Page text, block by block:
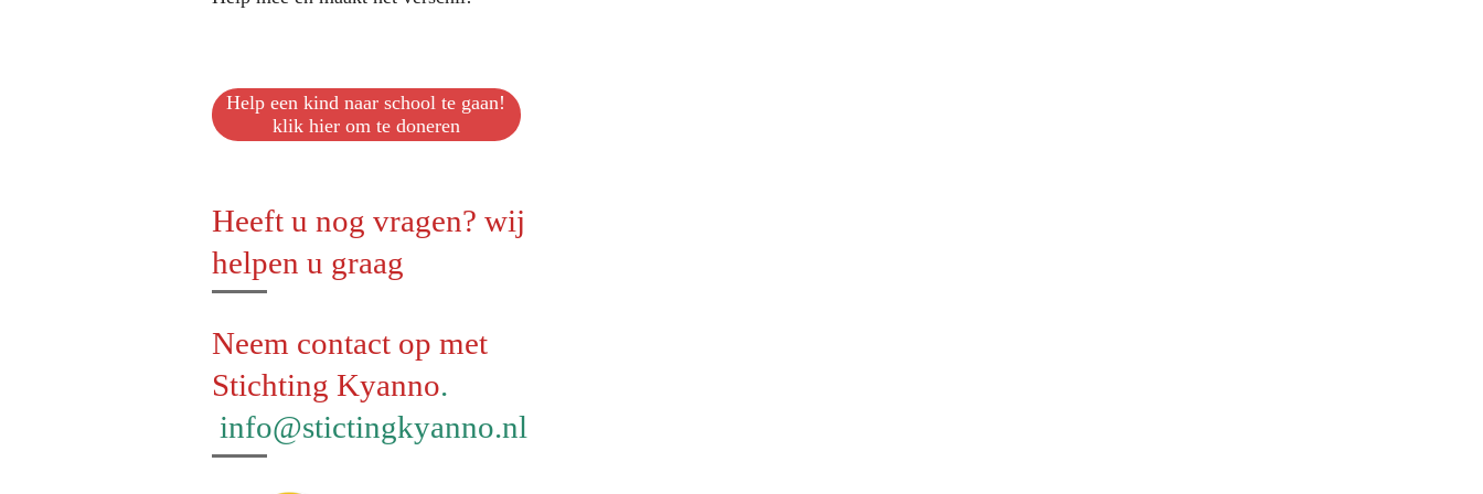
Help een kind naar school te gaan!
klik hier om te doneren
Heeft u nog vragen? wij
helpen u graag
Neem contact op met
Stichting Kyanno.
info@stictingkyanno.nl